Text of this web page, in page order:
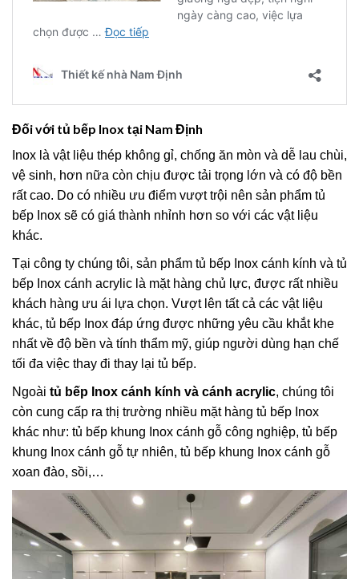
Đối với tủ bếp Inox tại Nam Định
Inox là vật liệu thép không gỉ, chống ăn mòn và dễ lau chùi,
vệ sinh, hơn nữa còn chịu được tải trọng lớn và có độ bền
rất cao. Do có nhiều ưu điểm vượt trội nên sản phẩm tủ
bếp Inox sẽ có giá thành nhỉnh hơn so với các vật liệu
khác.
Tại công ty chúng tôi, sản phẩm tủ bếp Inox cánh kính và tủ
bếp Inox cánh acrylic là mặt hàng chủ lực, được rất nhiều
khách hàng ưu ái lựa chọn. Vượt lên tất cả các vật liệu
khác, tủ bếp Inox đáp ứng được những yêu cầu khắt khe
nhất về độ bền và tính thẩm mỹ, giúp người dùng hạn chế
tối đa việc thay đi thay lại tủ bếp.
Ngoài tủ bếp Inox cánh kính và cánh acrylic, chúng tôi
còn cung cấp ra thị trường nhiều mặt hàng tủ bếp Inox
khác như: tủ bếp khung Inox cánh gỗ công nghiệp, tủ bếp
khung Inox cánh gỗ tự nhiên, tủ bếp khung Inox cánh gỗ
xoan đào, sồi,…